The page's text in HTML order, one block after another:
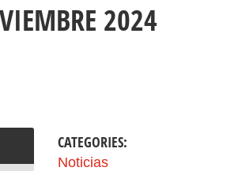
2024
CATEGORIES:
Noticias